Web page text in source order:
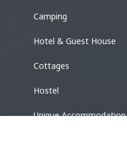
Camping
Hotel & Guest House
Cottages
Hostel
Unique Accommodation